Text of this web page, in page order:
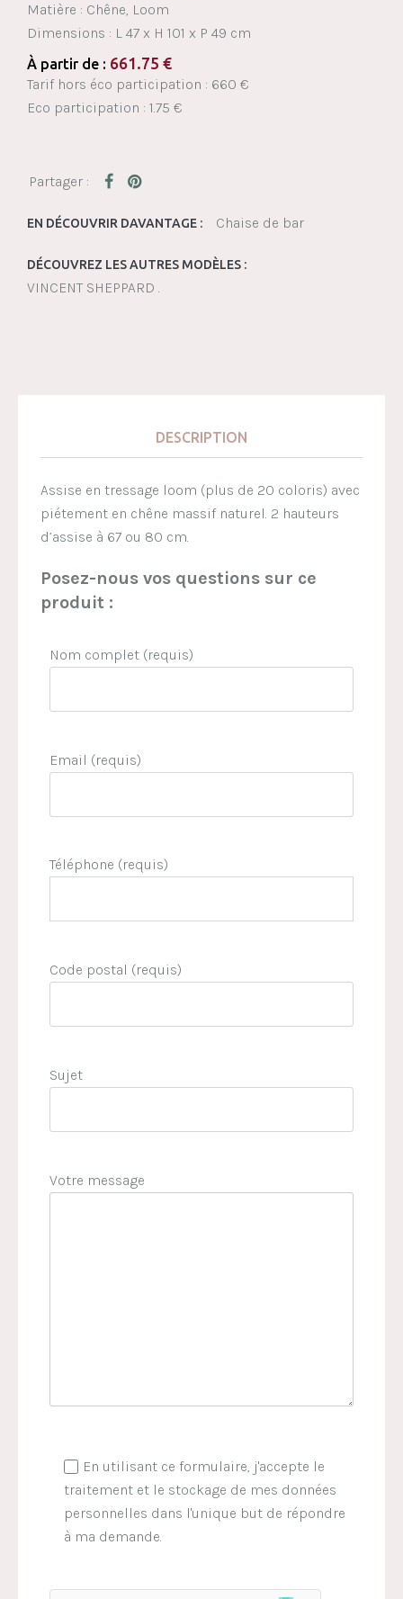
Matière : Chêne, Loom
Dimensions : L 47 x H 101 x P 49 cm
À partir de : 661.75 €
Tarif hors éco participation : 660 €
Eco participation : 1.75 €
EN DÉCOUVRIR DAVANTAGE : Chaise de bar
DÉCOUVREZ LES AUTRES MODÈLES :
VINCENT SHEPPARD .
DESCRIPTION
Assise en tressage loom (plus de 20 coloris) avec
piétement en chêne massif naturel. 2 hauteurs
d’assise à 67 ou 80 cm.
Posez-nous vos questions sur ce
produit :
Nom complet (requis)
Email (requis)
Téléphone (requis)
Code postal (requis)
Sujet
Votre message
En utilisant ce formulaire, j'accepte le
traitement et le stockage de mes données
personnelles dans l'unique but de répondre
à ma demande.